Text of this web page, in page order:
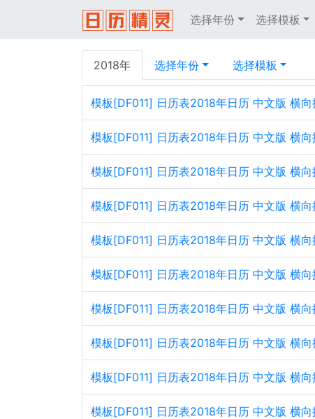
选择年份 选择模板
2018年 选择年份 选择模板
模板[DF011] 日历表2018年日历 中文版 横
模板[DF011] 日历表2018年日历 中文版 横
模板[DF011] 日历表2018年日历 中文版 横
模板[DF011] 日历表2018年日历 中文版 横
模板[DF011] 日历表2018年日历 中文版 横
模板[DF011] 日历表2018年日历 中文版 横
模板[DF011] 日历表2018年日历 中文版 横
模板[DF011] 日历表2018年日历 中文版 横
模板[DF011] 日历表2018年日历 中文版 横
模板[DF011] 日历表2018年日历 中文版 横